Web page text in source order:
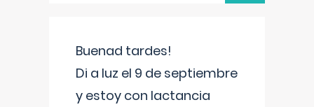
Buenad tardes!
Di a luz el 9 de septiembre
y estoy con lactancia